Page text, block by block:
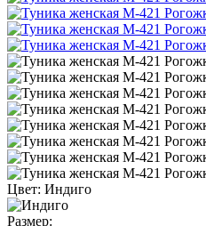
Цвет: Индиго
Размер: